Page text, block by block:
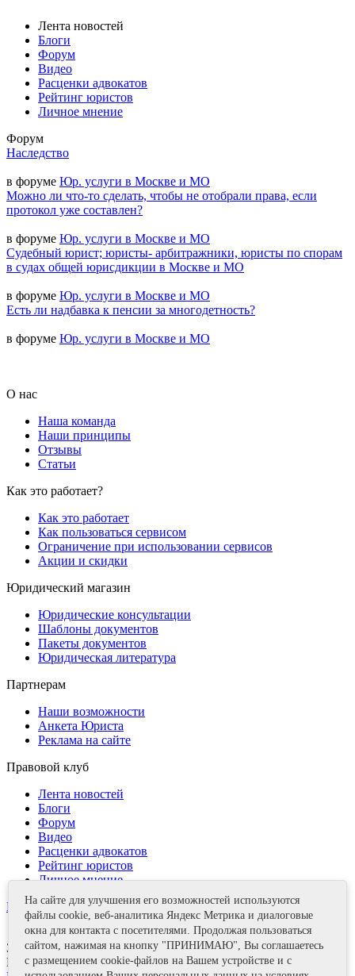
Лента новостей
Блоги
Форум
Видео
Расценки адвокатов
Рейтинг юристов
Личное мнение
Форум
Наследство
в форуме Юр. услуги в Москве и МО
Можно ли что-то сделать, чтобы не отобрали права, если
протокол уже составлен?
в форуме Юр. услуги в Москве и МО
Судебный юрист; юристы- арбитражники, юристы по спорам
в судах общей юрисдикции в Москве и МО
в форуме Юр. услуги в Москве и МО
Есть ли надбавка к пенсии за многодетность?
в форуме Юр. услуги в Москве и МО
О нас
Наша команда
Наши принципы
Отзывы
Статьи
Как это работает?
Как это работает
Как пользоваться сервисом
Ограничение при использовании сервисов
Акции и скидки
Юридический магазин
Юридические консультации
Шаблоны документов
Пакеты документов
Юридическая литература
Партнерам
Наши возможности
Анкета Юриста
Реклама на сайте
Правовой клуб
Лента новостей
Блоги
Форум
Видео
Расценки адвокатов
Рейтинг юристов
Личное мнение
Контакты
Задать вопрос
Поделиться
На сайте для улучшения его возможностей используются
файлы cookie, веб-аналитика Яндекс Метрика и диалоговые
окна для контакта с посетителями. Продолжая пользоваться
сайтом, нажимая на кнопку "ПРИНИМАЮ", Вы соглашаетесь
с размещением cookie-файлов на Вашем устройстве и с